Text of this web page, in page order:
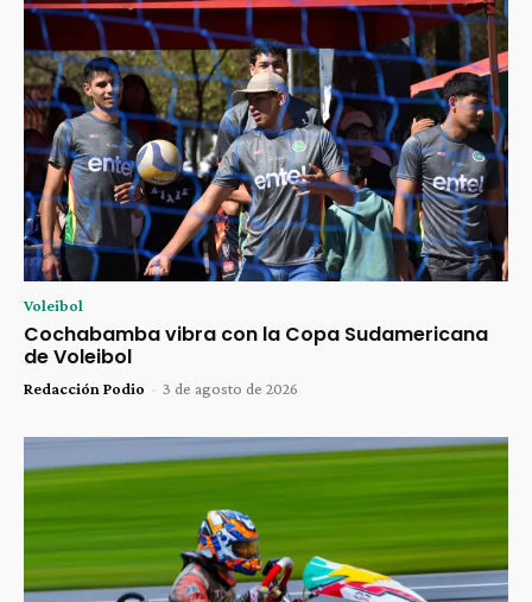
Voleibol
Cochabamba vibra con la Copa Sudamericana
de Voleibol
Redacción Podio - 3 de agosto de 2026